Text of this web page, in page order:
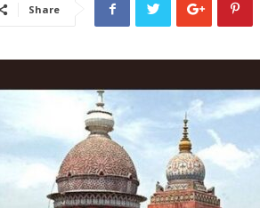
Share